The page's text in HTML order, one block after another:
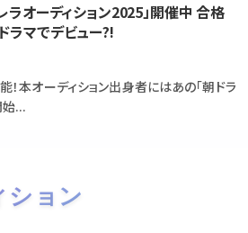
ラオーディション2025」開催中 合格
ラマでデビュー?!
本オーディション出身者にはあの「朝ドラ
始...
ション